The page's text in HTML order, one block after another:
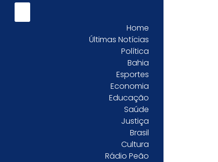
Home
Últimas Notícias
Política
Bahia
Esportes
Economia
Educação
Saúde
Justiça
Brasil
Cultura
Rádio Peão